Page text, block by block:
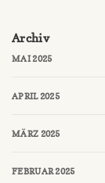
Archiv
MAI 2025
APRIL 2025
MÄRZ 2025
FEBRUAR 2025